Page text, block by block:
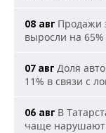
08 авг Продажи
выросли на
07 авг Доля
11% в связи с
06 авг В
чаще